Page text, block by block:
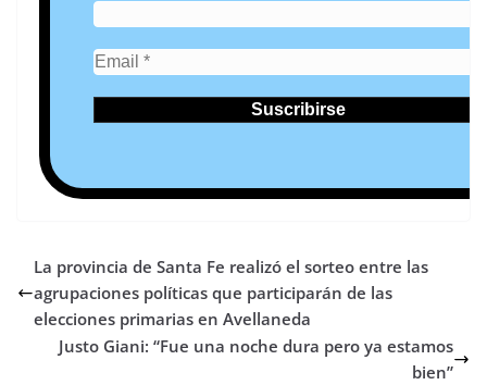
La provincia de Santa Fe realizó el sorteo entre las
agrupaciones políticas que participarán de las
elecciones primarias en Avellaneda
Justo Giani: “Fue una noche dura pero ya estamos
bien”